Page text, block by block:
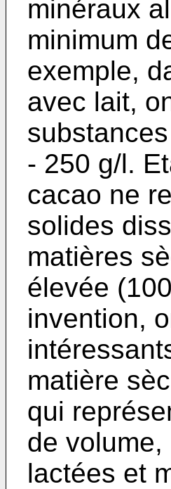
minéraux
minimum
exemple,
avec lait,
- 250 g/l.
cacao ne
solides
matières
élevée
invention,
matière
qui
de
lactées et